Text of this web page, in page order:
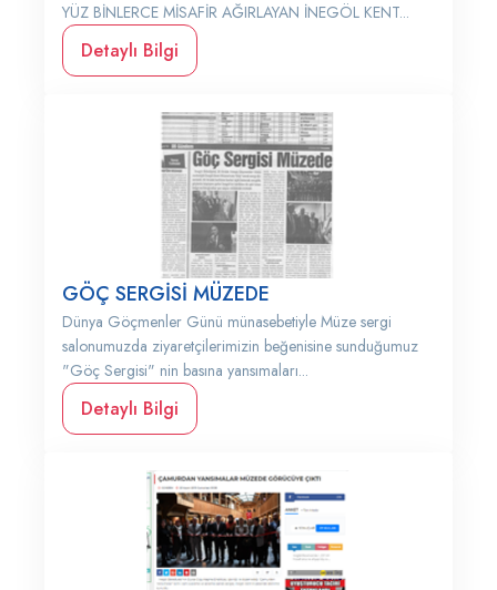
YÜZ BİNLERCE MİSAFİR AĞIRLAYAN İNEGÖL KENT...
Detaylı Bilgi
GÖÇ SERGİSİ MÜZEDE
Dünya Göçmenler Günü münasebetiyle Müze sergi
salonumuzda ziyaretçilerimizin beğenisine sunduğumuz
"Göç Sergisi" nin basına yansımaları...
Detaylı Bilgi